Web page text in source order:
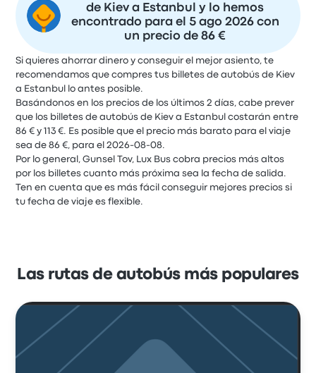
de Kiev a Estanbul y lo hemos
encontrado para el 5 ago 2026 con
un precio de 86 €
Si quieres ahorrar dinero y conseguir el mejor asiento, te
recomendamos que compres tus billetes de autobús de Kiev
a Estanbul lo antes posible.
Basándonos en los precios de los últimos 2 días, cabe prever
que los billetes de autobús de Kiev a Estanbul costarán entre
86 € y 113 €. Es posible que el precio más barato para el viaje
sea de 86 €, para el 2026-08-08.
Por lo general, Gunsel Tov, Lux Bus cobra precios más altos
por los billetes cuanto más próxima sea la fecha de salida.
Ten en cuenta que es más fácil conseguir mejores precios si
tu fecha de viaje es flexible.
Las rutas de autobús más populares